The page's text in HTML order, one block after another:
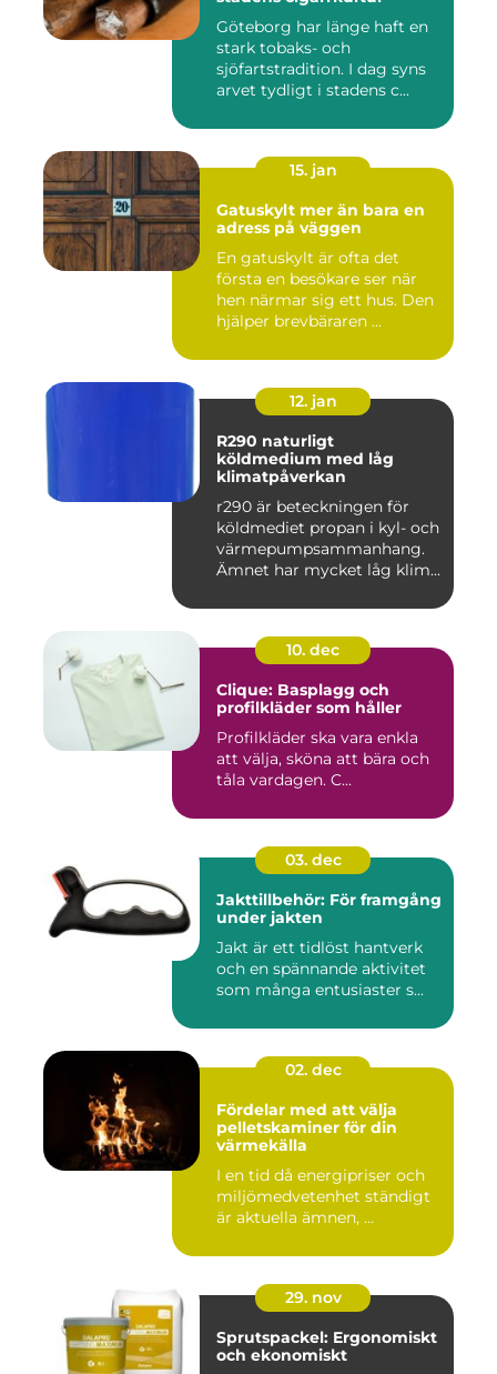
Göteborg har länge haft en
stark tobaks- och
sjöfartstradition. I dag syns
arvet tydligt i stadens c...
15. jan
Gatuskylt mer än bara en
adress på väggen
En gatuskylt är ofta det
första en besökare ser när
hen närmar sig ett hus. Den
hjälper brevbäraren ...
12. jan
R290 naturligt
köldmedium med låg
klimatpåverkan
r290 är beteckningen för
köldmediet propan i kyl- och
värmepumpsammanhang.
Ämnet har mycket låg klim...
10. dec
Clique: Basplagg och
profilkläder som håller
Profilkläder ska vara enkla
att välja, sköna att bära och
tåla vardagen. C...
03. dec
Jakttillbehör: För framgång
under jakten
Jakt är ett tidlöst hantverk
och en spännande aktivitet
som många entusiaster s...
02. dec
Fördelar med att välja
pelletskaminer för din
värmekälla
I en tid då energipriser och
miljömedvetenhet ständigt
är aktuella ämnen, ...
29. nov
Sprutspackel: Ergonomiskt
och ekonomiskt